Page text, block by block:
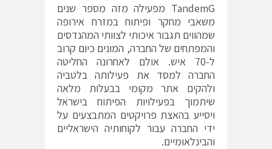
TandemG מפעילה מזה מספר שנים
משאבי מחקר ופיתוח במזרח אירופה
שמהווים תגבור איכותי לצוותי המהנדסים
והמפתחים של החברה, המונים כיום קרוב
ל-70 איש. אולם לאחרונה החליטה
החברה למסד את פעילותה בלטביה
ולהקים אתר מקומי בבעלות מלאה
שיתמוך בפעילויות הפיתוח בישראל
ויסייע בהאצת פרויקטים המתבצעים על
ידי החברה עבור לקוחותיה הישראליים
והבינלאומיים.